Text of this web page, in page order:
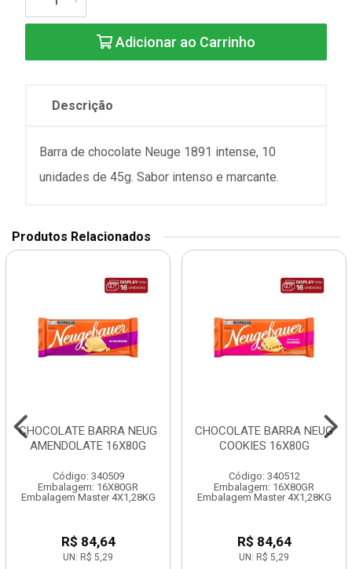
Adicionar ao Carrinho
Descrição
Barra de chocolate Neuge 1891 intense, 10
unidades de 45g. Sabor intenso e marcante.
Produtos Relacionados
CHOCOLATE BARRA NEUG
AMENDOLATE 16X80G
Código: 340509
Embalagem: 16X80GR
Embalagem Master 4X1,28KG
R$ 84,64
UN: R$ 5,29
CHOCOLATE BARRA NEUG
COOKIES 16X80G
Código: 340512
Embalagem: 16X80GR
Embalagem Master 4X1,28KG
R$ 84,64
UN: R$ 5,29